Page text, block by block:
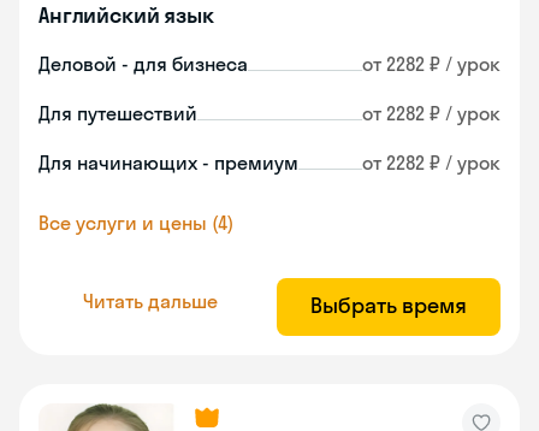
Английский язык
Деловой - для бизнеса от 2282 ₽ / урок
Для путешествий от 2282 ₽ / урок
Для начинающих - премиум от 2282 ₽ / урок
Все услуги и цены (4)
Читать дальше Выбрать время